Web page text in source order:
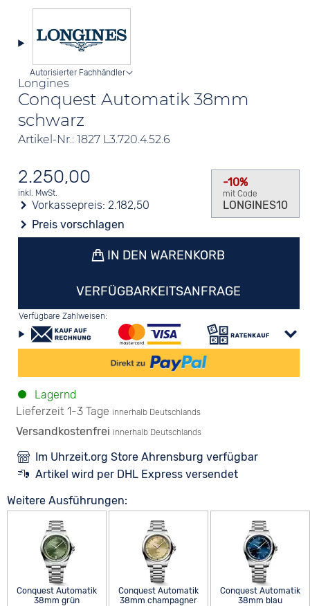
Longines
Conquest Automatik 38mm
schwarz
Artikel-Nr.: 1827 L3.720.4.52.6
Autorisierter Fachhändler
2.250,00
inkl. MwSt.
Vorkassepreis:2.182,50
Preis vorschlagen
-10%
mit Code
LONGINES10
IN DEN WARENKORB
VERFÜGBARKEITSANFRAGE
Verfügbare Zahlweisen:
Lagernd
Lieferzeit 1-3 Tage innerhalb Deutschlands
Versandkostenfrei innerhalb Deutschlands
Im Uhrzeit.org Store Ahrensburg verfügbar
Artikel wird per DHL Express versendet
Weitere Ausführungen:
Conquest Automatik
38mm grün
Conquest Automatik
38mm champagner
Conquest Automatik
38mm blau